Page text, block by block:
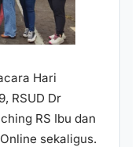
Hari
RSUD Dr
RS Ibu dan
sekaligus.